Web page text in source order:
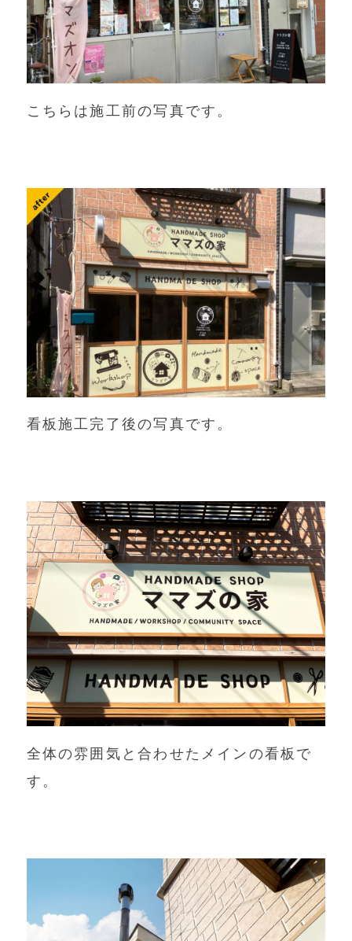
こちらは施工前の写真です。
看板施工完了後の写真です。
全体の雰囲気と合わせたメインの看板で
す。